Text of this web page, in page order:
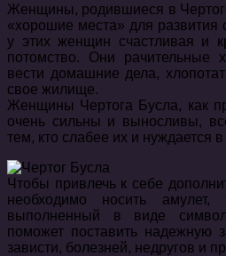
Женщины, родившиеся в
«хорошие места» для развития
у этих женщин счастливая и
потомство. Они рачительные
вести домашние дела,
свое жилище.
Женщины Чертога Бусла, как
очень сильны и выносливы,
тем, кто слабее их и нуждается
Чтобы привлечь к себе
необходимо носить амулет,
выполненный в виде
поможет поставить надежную
зависти, болезней, недругов и